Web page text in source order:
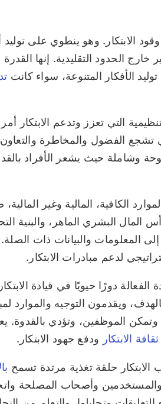
وقود الابتكار. وهو ينطوي على
خارج الحدود التقليدية. إنها
الأفكار المتنوعة، سواء كانت
التي تعزز وتدعم الابتكار
تشجع الفضول والمخاطرة
وشاملة حيث يشعر الأفراد
الكافية، المالية وغير
البشري الماهر، والبنية
المعلومات والبيانات ذات
لدعم مبادرات الابتكار.
الفعالة دورًا حيويًا في قيادة
ويقدمون التوجيه والموارد
الموظفين، وتؤدي بالقدوة. يعد
ثقافة الابتكار ودفع جهود الابتكار.
الابتكار حلقة تغذية مرتدة تسمح
والمستخدمين وأصحاب المصلحة